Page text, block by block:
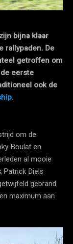
bijna klaar
rallypaden. De
getroffen om
eerste
ook de
.
om de
Boulat en
al mooie
Patrick Diels
gebrand
maximum aan